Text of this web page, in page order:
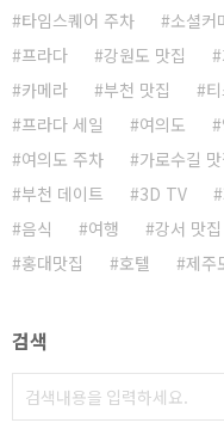
타임스퀘어 주차
소셜커
프라다
강원도 맛집
카메라
부천 맛집
프라다 세일
여의도
여의도 주차
가로수길 맛
부천 데이트
3D TV
음식
여행 강서 맛집
홍대맛집
호텔 제주
검색